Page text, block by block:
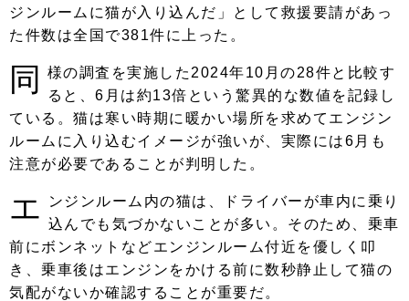
カーメーカー「旧車」関連プロジ
ェクト
コラム
イベント
ジンルームに猫が入り込んだ」として救援要請があっ
た件数は全国で381件に上った。
同
様の調査を実施した2024年10月の28件と比較す
ると、6月は約13倍という驚異的な数値を記録し
ている。猫は寒い時期に暖かい場所を求めてエンジン
ルームに入り込むイメージが強いが、実際には6月も
注意が必要であることが判明した。
エ
ンジンルーム内の猫は、ドライバーが車内に乗り
込んでも気づかないことが多い。そのため、乗車
前にボンネットなどエンジンルーム付近を優しく叩
き、乗車後はエンジンをかける前に数秒静止して猫の
気配がないか確認することが重要だ。